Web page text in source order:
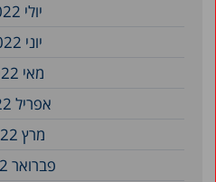
יולי 2022
יוני 2022
מאי 2022
אפריל 2022
מרץ 2022
פברואר 2022